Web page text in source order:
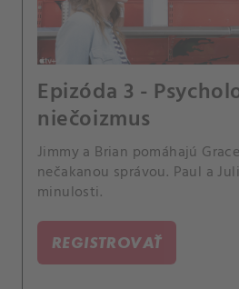
Epizóda 3 -
niečoizmus
Jimmy a Brian pomáhajú
nečakanou správou. Paul a
minulosti.
REGISTROVAŤ